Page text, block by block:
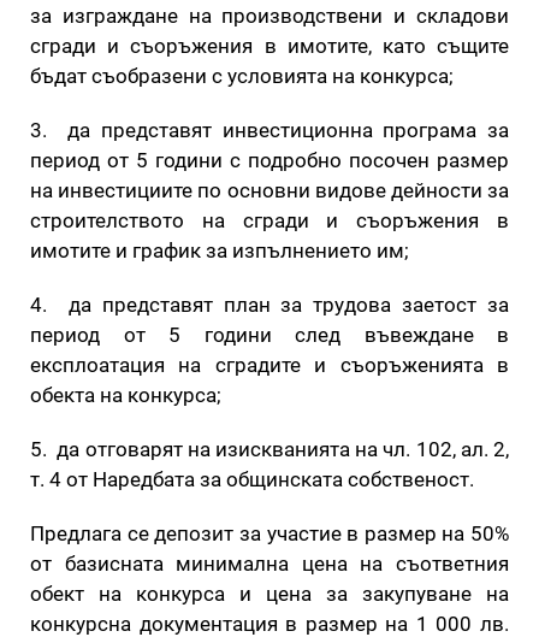
за изграждане на производствени и складови
сгради и съоръжения в имотите, като същите
бъдат съобразени с условията на конкурса;
3. да представят инвестиционна програма за
период от 5 години с подробно посочен размер
на инвестициите по основни видове дейности за
строителството на сгради и съоръжения в
имотите и график за изпълнението им;
4. да представят план за трудова заетост за
период от 5 години след въвеждане в
експлоатация на сградите и съоръженията в
обекта на конкурса;
5. да отговарят на изискванията на чл. 102, ал. 2,
т. 4 от Наредбата за общинската собственост.
Предлага се депозит за участие в размер на 50%
от базисната минимална цена на съответния
обект на конкурса и цена за закупуване на
конкурсна документация в размер на 1 000 лв.